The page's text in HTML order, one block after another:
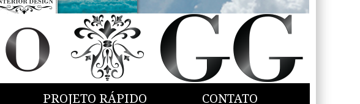
PROJETO RÁPIDO CONTATO